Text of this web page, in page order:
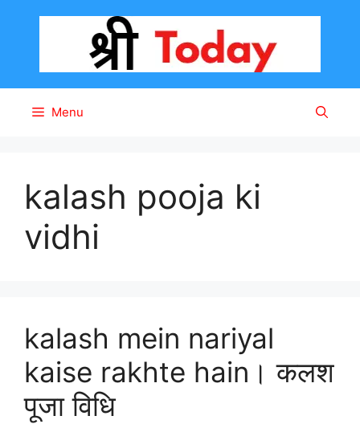
Menu
kalash pooja ki
vidhi
kalash mein nariyal
kaise rakhte hain। कलश
पूजा विधि